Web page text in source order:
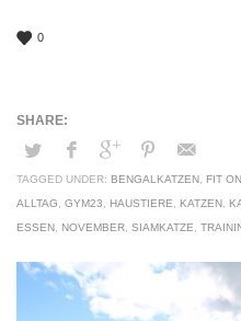
0
TAGGED UNDER: BENGALKATZEN FIT
ALLTAG
GYM23 HAUSTIERE KATZEN
ESSEN
NOVEMBER SIAMKATZE